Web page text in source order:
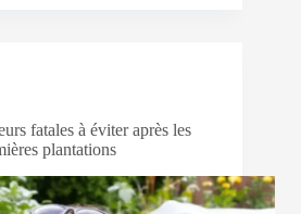
fatales à éviter après les
plantations